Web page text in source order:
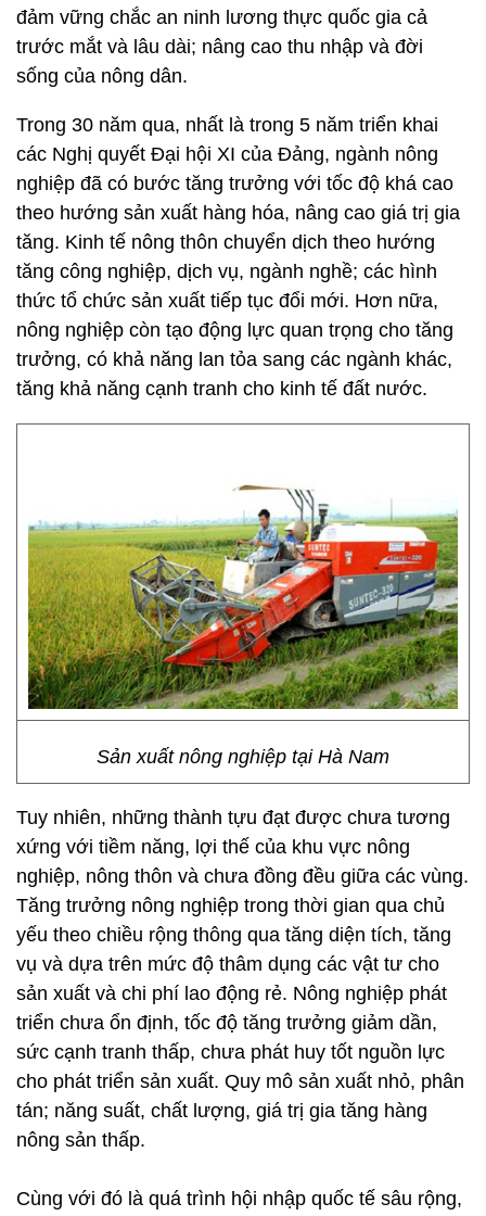
đảm vững chắc an ninh lương thực quốc gia cả
trước mắt và lâu dài; nâng cao thu nhập và đời
sống của nông dân.
Trong 30 năm qua, nhất là trong 5 năm triển khai
các Nghị quyết Đại hội XI của Đảng, ngành nông
nghiệp đã có bước tăng trưởng với tốc độ khá cao
theo hướng sản xuất hàng hóa, nâng cao giá trị gia
tăng. Kinh tế nông thôn chuyển dịch theo hướng
tăng công nghiệp, dịch vụ, ngành nghề; các hình
thức tổ chức sản xuất tiếp tục đổi mới. Hơn nữa,
nông nghiệp còn tạo động lực quan trọng cho tăng
trưởng, có khả năng lan tỏa sang các ngành khác,
tăng khả năng cạnh tranh cho kinh tế đất nước.
Sản xuất nông nghiệp tại Hà Nam
Tuy nhiên, những thành tựu đạt được chưa tương
xứng với tiềm năng, lợi thế của khu vực nông
nghiệp, nông thôn và chưa đồng đều giữa các vùng.
Tăng trưởng nông nghiệp trong thời gian qua chủ
yếu theo chiều rộng thông qua tăng diện tích, tăng
vụ và dựa trên mức độ thâm dụng các vật tư cho
sản xuất và chi phí lao động rẻ. Nông nghiệp phát
triển chưa ổn định, tốc độ tăng trưởng giảm dần,
sức cạnh tranh thấp, chưa phát huy tốt nguồn lực
cho phát triển sản xuất. Quy mô sản xuất nhỏ, phân
tán; năng suất, chất lượng, giá trị gia tăng hàng
nông sản thấp.
Cùng với đó là quá trình hội nhập quốc tế sâu rộng,